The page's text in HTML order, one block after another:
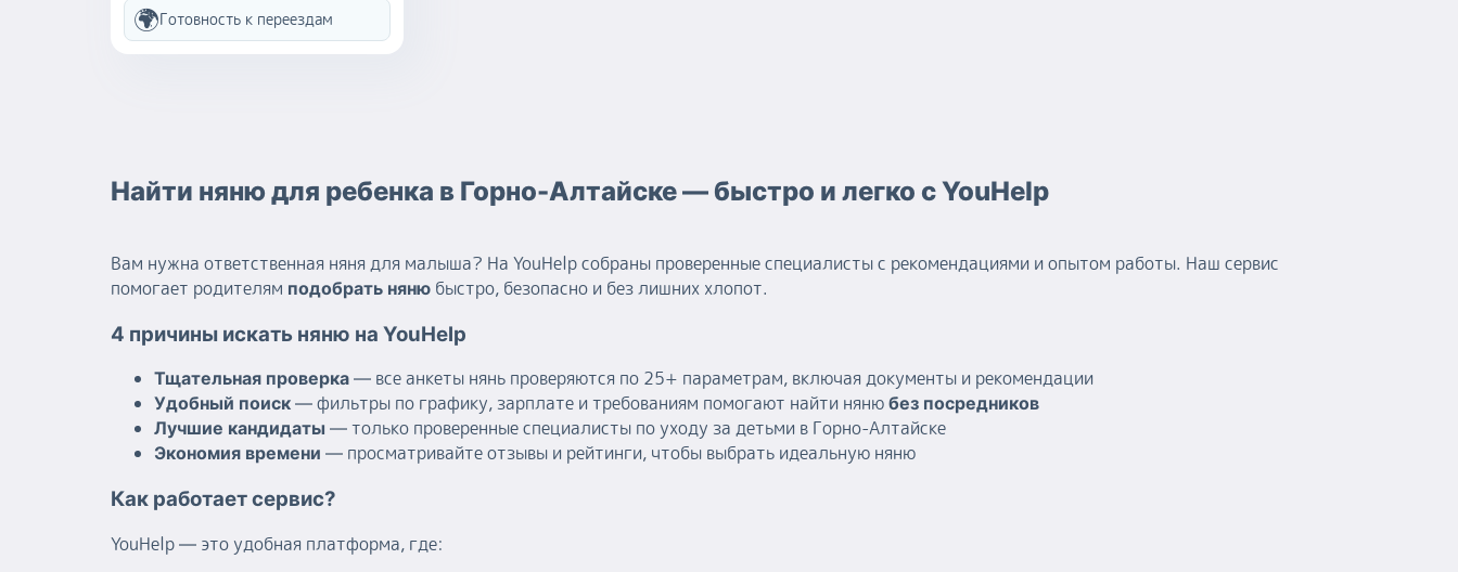
🌍Готовность к переездам
Найти няню для ребенка в Горно-Алтайске — быстро и легко с YouHelp
Вам нужна ответственная няня для малыша? На YouHelp собраны проверенные специалисты с рекомендациями и опытом работы. Наш сервис
помогает родителям подобрать няню быстро, безопасно и без лишних хлопот.
4 причины искать няню на YouHelp
Тщательная проверка — все анкеты нянь проверяются по 25+ параметрам, включая документы и рекомендации
Удобный поиск — фильтры по графику, зарплате и требованиям помогают найти няню без посредников
Лучшие кандидаты — только проверенные специалисты по уходу за детьми в Горно-Алтайске
Экономия времени — просматривайте отзывы и рейтинги, чтобы выбрать идеальную няню
Как работает сервис?
YouHelp — это удобная платформа, где: